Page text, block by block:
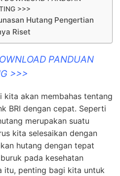
>>>
Hutang Pengertian
Riset
PANDUAN
>>>
kita akan membahas tentang
BRI dengan cepat. Seperti
merupakan suatu
kita selesaikan dengan
hutang dengan tepat
pada kesehatan
itu, penting bagi kita untuk